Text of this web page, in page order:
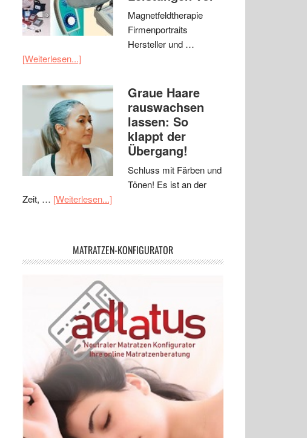
Magnetfeldtherapie
Firmenportraits
Hersteller und …
[Weiterlesen...]
Graue Haare
rauswachsen
lassen: So
klappt der
Übergang!
Schluss mit Färben und
Tönen! Es ist an der
Zeit, … [Weiterlesen...]
MATRATZEN-KONFIGURATOR